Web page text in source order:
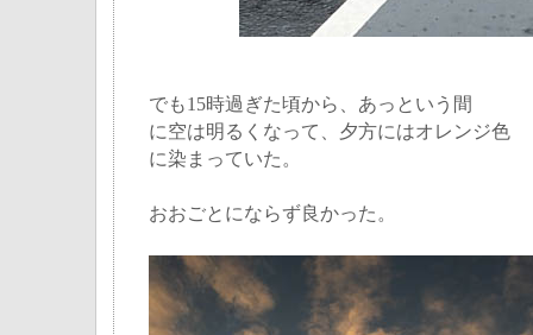
でも15時過ぎた頃から、あっという間
に空は明るくなって、夕方にはオレンジ色
に染まっていた。
おおごとにならず良かった。